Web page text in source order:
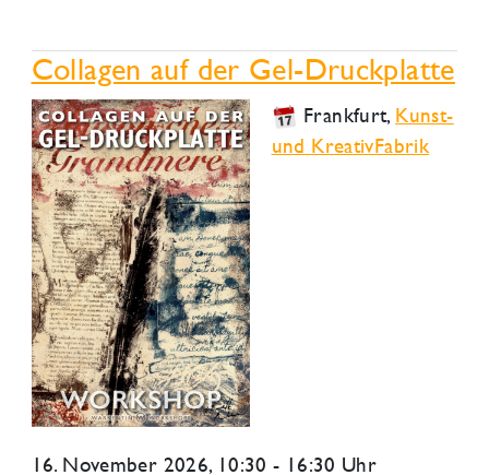
Collagen auf der Gel-Druckplatte
Frankfurt, Kunst-
und KreativFabrik
16. November 2026, 10:30 - 16:30 Uhr